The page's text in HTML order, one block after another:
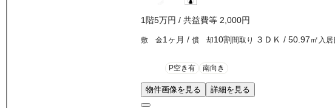
1 階5万円 / 共益費等 2,000円
敷 金1ヶ月 / 償 却10割 間取り ３ＤＫ / 50.97㎡ 入居
P空き有 南向き
物件画像を見る 詳細を見る